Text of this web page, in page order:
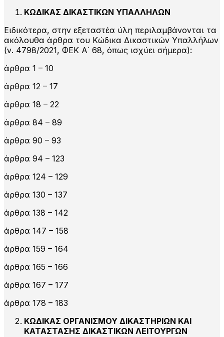
ΚΩΔΙΚΑΣ ΔΙΚΑΣΤΙΚΩΝ ΥΠΑΛΛΗΛΩΝ
Ειδικότερα, στην εξεταστέα ύλη περιλαμβάνονται τα
ακόλουθα άρθρα του Κώδικα Δικαστικών Υπαλλήλων
(ν. 4798/2021, ΦΕΚ Α΄ 68, όπως ισχύει σήμερα):
άρθρα 1 – 10
άρθρα 12 – 17
άρθρα 18 – 22
άρθρα 84 – 89
άρθρα 90 – 93
άρθρα 94 – 123
άρθρα 124 – 129
άρθρα 130 – 137
άρθρα 138 – 142
άρθρα 147 – 158
άρθρα 159 – 164
άρθρα 165 – 166
άρθρα 167 – 177
άρθρα 178 – 183
ΚΩΔΙΚΑΣ ΟΡΓΑΝΙΣΜΟΥ ΔΙΚΑΣΤΗΡΙΩΝ ΚΑΙ
ΚΑΤΑΣΤΑΣΗΣ ΔΙΚΑΣΤΙΚΩΝ ΛΕΙΤΟΥΡΓΩΝ